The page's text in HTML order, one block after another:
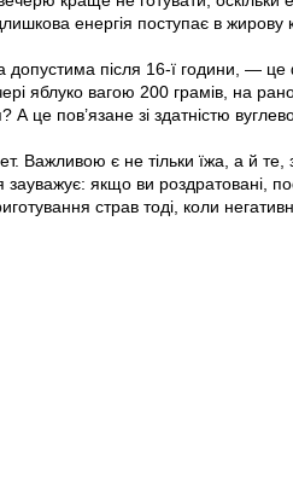
енергія поступає в жирову
допустима після 16-ї години, —
яблуко вагою 200 грамів, на
це пов’язане зі здатністю
Важливою є не тільки їжа, а й
зауважує: якщо ви роздратовані,
страв тоді, коли